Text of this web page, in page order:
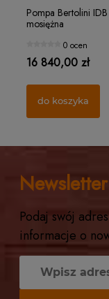
Pompa Bertolini
mosiężna
0 ocen
16 840,00 zł
do koszyka
Filterek
1 ocena
1,25 zł
do koszyka
Newsletter
Podaj swój
informacje o